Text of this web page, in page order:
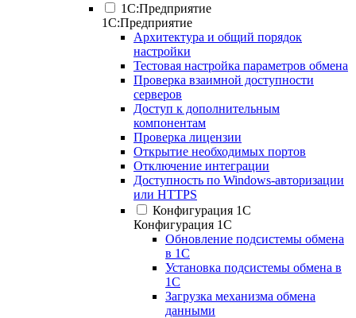
1С:Предприятие
1С:Предприятие
Архитектура и общий порядок
настройки
Тестовая настройка параметров обмена
Проверка взаимной доступности
серверов
Доступ к дополнительным
компонентам
Проверка лицензии
Открытие необходимых портов
Отключение интеграции
Доступность по Windows-авторизации
или HTTPS
Конфигурация 1С
Конфигурация 1С
Обновление подсистемы обмена
в 1С
Установка подсистемы обмена в
1С
Загрузка механизма обмена
данными